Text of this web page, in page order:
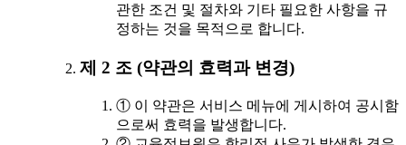
관한 조건 및 절차와 기타 필요한 사항을 규
정하는 것을 목적으로 합니다.
제 2 조 (약관의 효력과 변경)
① 이 약관은 서비스 메뉴에 게시하여 공시함
으로써 효력을 발생합니다.